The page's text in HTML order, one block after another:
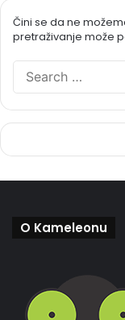
Čini se da ne
pretraživanje može
O Kameleonu